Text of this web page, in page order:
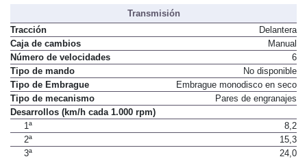
Transmisión
Tracción
Delantera
Caja de cambios
Manual
Número de velocidades
6
Tipo de mando
No disponible
Tipo de Embrague
Embrague monodisco en seco
Tipo de mecanismo
Pares de engranajes
Desarrollos (km/h cada 1.000 rpm)
1ª
8,2
2ª
15,3
3ª
24,0